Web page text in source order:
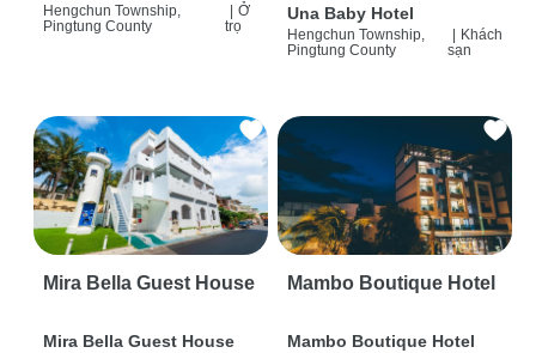
背包客棧 | 恆春必住特色
Hengchun Township,
Pingtung County
Ở
trọ
Una Baby Hotel
Hengchun Township,
Pingtung County
Khách
sạn
Mira Bella Guest House
Mira Bella Guest House
Mambo Boutique Hotel
Mambo Boutique Hotel